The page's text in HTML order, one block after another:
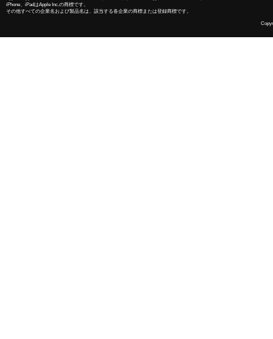
iPhone、iPadはApple Inc.の商標です。
その他すべての企業名および製品名は、該当する各企業の商標または登録商標です。